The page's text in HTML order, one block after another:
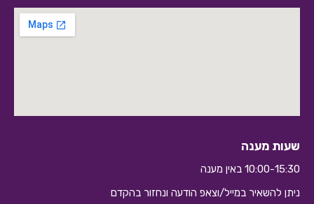
שעות מענה
10:00-15:30 באין מענה
ניתן להשאיר במייל/וצאפ הודעה ונחזור בהקדם